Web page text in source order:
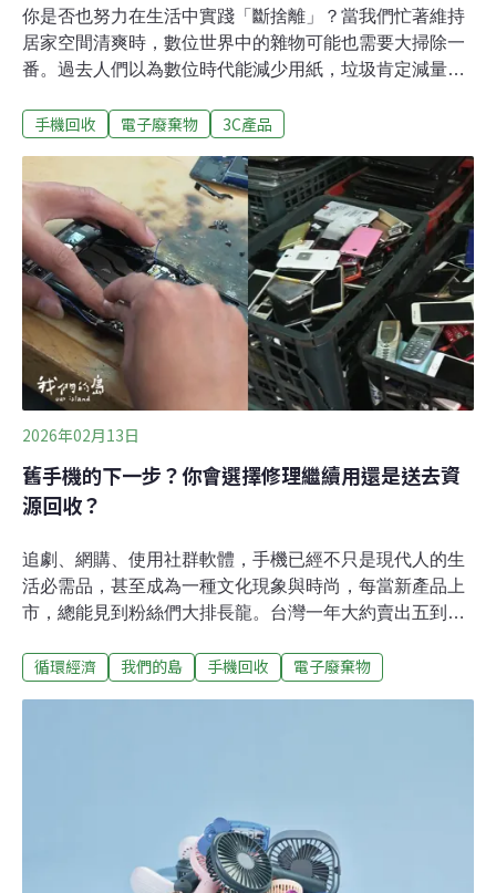
你是否也努力在生活中實踐「斷捨離」？當我們忙著維持
居家空間清爽時，數位世界中的雜物可能也需要大掃除一
番。過去人們以為數位時代能減少用紙，垃圾肯定減量。
的第三個星期六，被訂為全球數位大掃除日（Digital
擔，今（2026）年在3月21日登場。數位生活隱藏的代價
根據資料管理業者調查，各大組織、機構儲存的所有資料
中，有約85%是被收集、儲存後，從未實際使用的「暗數
據」（Dark Data），估計每年製造超過580萬噸的碳排
放，相當於120萬輛汽車的年排放量。資料中心和網路更
消耗大量電力，光是資料中心每年就消耗數百萬兆瓦時
（1TWh約等於十億度電）的電量。隨著雲端、人工智慧
和影音串流平台帶來的爆炸性需求，預計2026年的用電規
模將大幅成長。與此同時，電子廢棄物也大量增加。2022
年，全
手機回收 電子廢棄物 3C產品
2026年02月13日
舊手機的下一步？你會選擇修理繼續用還是送去資
源回收？
追劇、網購、使用社群軟體，手機已經不只是現代人的生
活必需品，甚至成為一種文化現象與時尚，每當新產品上
市，總能見到粉絲們大排長龍。台灣一年大約賣出五到六
有沒有更好的去處呢？台灣手機回收率偏低，僅有約12%
頭儲存許多親友的照片或是對話紀錄。即使手機壞了、反
應慢了，人們也不見得會在換新機之後把它處理掉，反正
手機體積小又不占空間。翻翻抽屜深處，你是不是也發現
循環經濟 我們的島 手機回收 電子廢棄物